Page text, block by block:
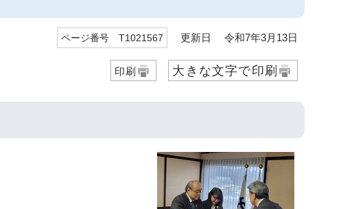
ページ番号 T1021567 更新日 令和7年3月13日
印刷 大きな文字で印刷